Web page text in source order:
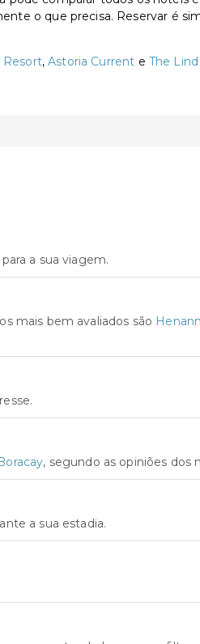
o que precisa. Reservar é
Resort,Astoria Current e The
a sua viagem.
mais bem avaliados são
, segundo as opiniões dos
a sua estadia.